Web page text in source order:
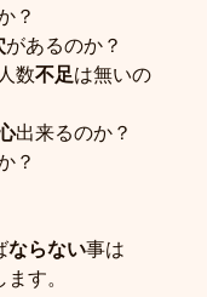
？
があるのか？
数不足は無いの
出来るのか？
？
ならない事は
ます。